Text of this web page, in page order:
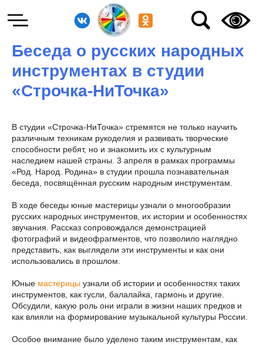
Беседа о русских народных
инструментах в студии
«Строчка-НиТочка»
В студии «Строчка-НиТочка» стремятся не только научить
различным техникам рукоделия и развивать творческие
способности ребят, но и знакомить их с культурным
наследием нашей страны. 3 апреля в рамках программы
«Род. Народ. Родина» в студии прошла познавательная
беседа, посвящённая русским народным инструментам.
В ходе беседы юные мастерицы узнали о многообразии
русских народных инструментов, их истории и особенностях
звучания. Рассказ сопровождался демонстрацией
фотографий и видеофрагментов, что позволило наглядно
представить, как выглядели эти инструменты и как они
использовались в прошлом.
Юные мастерицы узнали об истории и особенностях таких
инструментов, как гусли, балалайка, гармонь и другие.
Обсудили, какую роль они играли в жизни наших предков и
как влияли на формирование музыкальной культуры России.
Особое внимание было уделено таким инструментам, как